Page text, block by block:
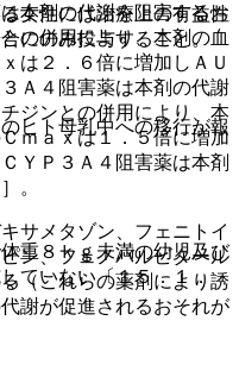
女性には治療上の有益性
にのみ投与すること。
ヒト母乳中への移行が報
重８ｋｇ未満の幼児及び
ていない〔１５．１．
本剤の代謝を阻害するお
の併用により、本剤の血
は２．６倍に増加しＡＵ
Ａ４阻害薬は本剤の代謝
ジンとの併用により、本
ｍａｘは１．５倍に増加
ＹＰ３Ａ４阻害薬は本剤
。
サメタゾン、フェニトイ
ン、フェノバルビタール
（これらの薬剤により誘
謝が促進されるおそれが